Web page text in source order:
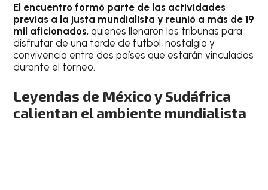
El encuentro formó parte de las actividades
previas a la justa mundialista y reunió a más de 19
mil aficionados, quienes llenaron las tribunas para
disfrutar de una tarde de futbol, nostalgia y
convivencia entre dos países que estarán vinculados
durante el torneo.
Leyendas de México y Sudáfrica
calientan el ambiente mundialista